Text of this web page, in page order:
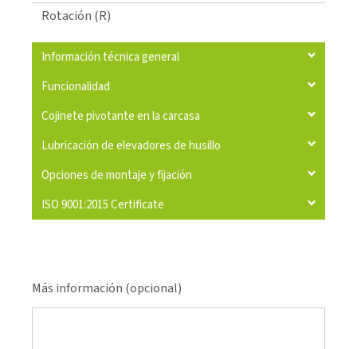
Rotación (R)
Información técnica general
Funcionalidad
Cojinete pivotante en la carcasa
Lubricación de elevadores de husillo
Opciones de montaje y fijación
ISO 9001:2015 Certificate
Más información (opcional)